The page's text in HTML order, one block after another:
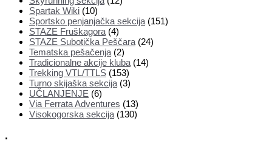
Spartak Wiki (10)
Sportsko penjanjačka sekcija (151)
STAZE Fruškagora (4)
STAZE Subotička Peščara (24)
Tematska pešačenja (2)
Tradicionalne akcije kluba (14)
Trekking VTL/TTLS (153)
Turno skijaška sekcija (3)
UČLANJENJE (6)
Via Ferrata Adventures (13)
Visokogorska sekcija (130)
.